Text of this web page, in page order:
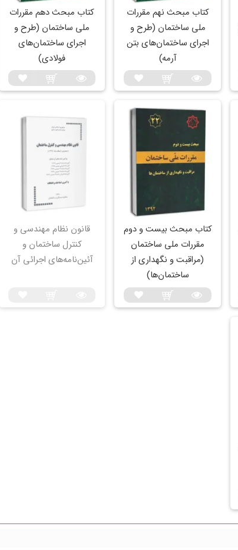
کتاب مبحث نهم مقررات
ملی ساختمان (طرح و
اجرای ساختمان‌های بتن
آرمه)
کتاب مبحث دهم مقررات‌
ملی‌ ساختمان (طرح‌ و‌
اجرای‌ ساختمان‌های
فولادی)
کتاب مبحث بیست و دوم
مقررات ملی ساختمان
(مراقبت و نگهداری از
ساختمان‌ها)
قانون نظام مهندسی و
کنترل ساختمان و
آئین‌نامه‌های اجرائی آن